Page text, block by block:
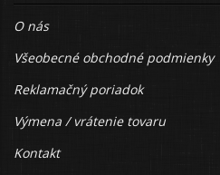
O nás
Všeobecné obchodné podmienky
Reklamačný poriadok
Výmena / vrátenie tovaru
Kontakt